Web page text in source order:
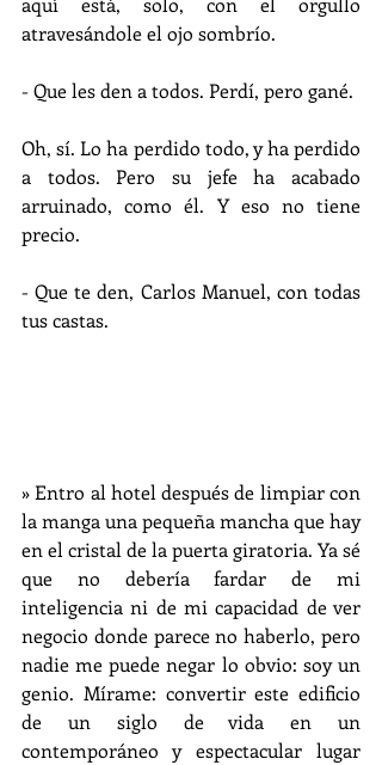
atravesándole el ojo sombrío.
- Que les den a todos. Perdí, pero gané.
Oh, sí. Lo ha perdido todo, y ha perdido
a todos. Pero su jefe ha acabado
arruinado, como él. Y eso no tiene
precio.
- Que te den, Carlos Manuel, con todas
tus castas.
» Entro al hotel después de limpiar con
la manga una pequeña mancha que hay
en el cristal de la puerta giratoria. Ya sé
que no debería fardar de mi
inteligencia ni de mi capacidad de ver
negocio donde parece no haberlo, pero
nadie me puede negar lo obvio: soy un
genio. Mírame: convertir este edificio
de un siglo de vida en un
contemporáneo y espectacular lugar